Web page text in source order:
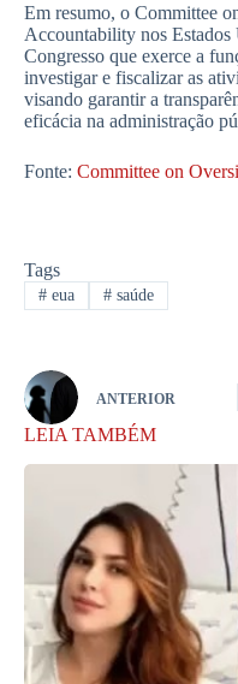
Em resumo, o Committee
Accountability nos
Congresso que exerce a
investigar e fiscalizar as
visando garantir a
eficácia na administração
Fonte: Committee on
Tags
#eua #saúde
ANTERIOR
LEIA TAMBÉM